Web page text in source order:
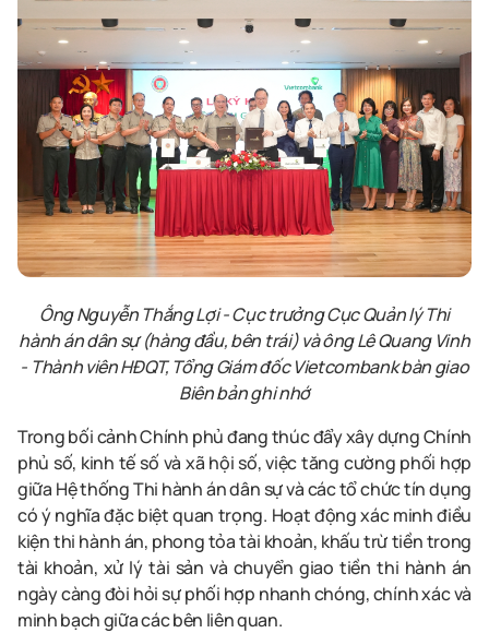
Ông Nguyễn Thắng Lợi - Cục trưởng Cục Quản lý Thi
hành án dân sự (hàng đầu, bên trái) và ông Lê Quang Vinh
- Thành viên HĐQT, Tổng Giám đốc Vietcombank bàn giao
Biên bản ghi nhớ
Trong bối cảnh Chính phủ đang thúc đẩy xây dựng Chính
phủ số, kinh tế số và xã hội số, việc tăng cường phối hợp
giữa Hệ thống Thi hành án dân sự và các tổ chức tín dụng
có ý nghĩa đặc biệt quan trọng. Hoạt động xác minh điều
kiện thi hành án, phong tỏa tài khoản, khấu trừ tiền trong
tài khoản, xử lý tài sản và chuyển giao tiền thi hành án
ngày càng đòi hỏi sự phối hợp nhanh chóng, chính xác và
minh bạch giữa các bên liên quan.